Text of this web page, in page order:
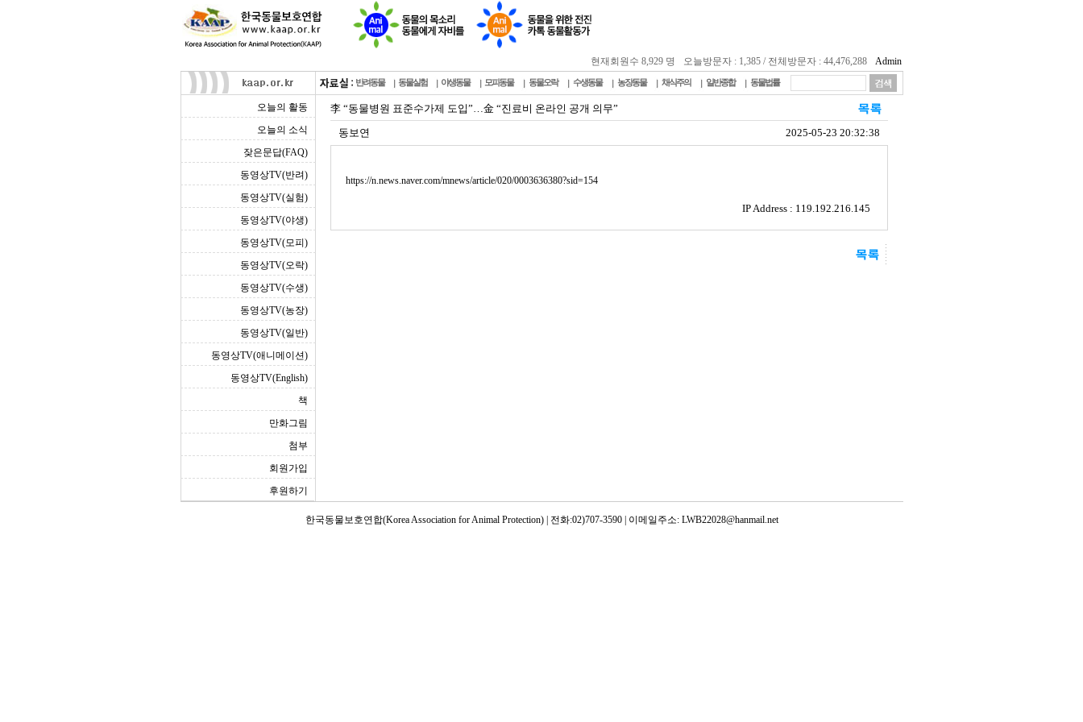
현재회원수 8,929 명 오늘방문자 : 1,385 / 전체방문자 : 44,476,288 Admin
반려동물 동물실험 야생동물 모피동물 동물오락 수생동물 농장동물 채식주의 일반종합 동물법률
오늘의 활동
오늘의 소식
잦은문답(FAQ)
동영상TV(반려)
동영상TV(실험)
동영상TV(야생)
동영상TV(모피)
동영상TV(오락)
동영상TV(수생)
동영상TV(농장)
동영상TV(일반)
동영상TV(애니메이션)
동영상TV(English)
책
만화그림
첨부
회원가입
후원하기
李 “동물병원 표준수가제 도입”…金 “진료비 온라인 공개 의무”
동보연
2025-05-23 20:32:38
https://n.news.naver.com/mnews/article/020/0003636380?sid=154
IP Address : 119.192.216.145
한국동물보호연합(Korea Association for Animal Protection) | 전화:02)707-3590 | 이메일주소: LWB22028@hanmail.net